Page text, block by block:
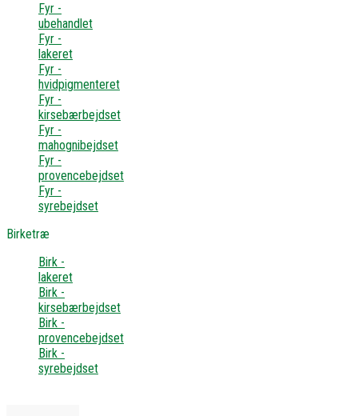
Fyr -
ubehandlet
Fyr -
lakeret
Fyr -
hvidpigmenteret
Fyr -
kirsebærbejdset
Fyr -
mahognibejdset
Fyr -
provencebejdset
Fyr -
syrebejdset
Birketræ
Birk -
lakeret
Birk -
kirsebærbejdset
Birk -
provencebejdset
Birk -
syrebejdset